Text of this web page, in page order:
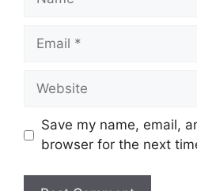
Email
Website
Save my name, email,
browser for the next